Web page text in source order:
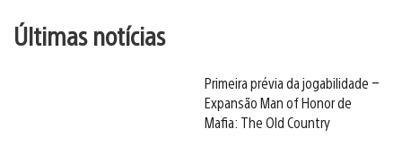
Últimas notícias
Primeira prévia da jogabilidade –
Expansão Man of Honor de
Mafia: The Old Country